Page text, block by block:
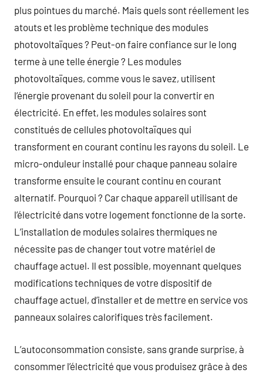
plus pointues du marché. Mais quels sont réellement les
atouts et les problème technique des modules
photovoltaïques ? Peut-on faire confiance sur le long
terme à une telle énergie ? Les modules
photovoltaïques, comme vous le savez, utilisent
l’énergie provenant du soleil pour la convertir en
électricité. En effet, les modules solaires sont
constitués de cellules photovoltaïques qui
transforment en courant continu les rayons du soleil. Le
micro-onduleur installé pour chaque panneau solaire
transforme ensuite le courant continu en courant
alternatif. Pourquoi ? Car chaque appareil utilisant de
l’électricité dans votre logement fonctionne de la sorte.
L’installation de modules solaires thermiques ne
nécessite pas de changer tout votre matériel de
chauffage actuel. Il est possible, moyennant quelques
modifications techniques de votre dispositif de
chauffage actuel, d’installer et de mettre en service vos
panneaux solaires calorifiques très facilement.
L’autoconsommation consiste, sans grande surprise, à
consommer l’électricité que vous produisez grâce à des